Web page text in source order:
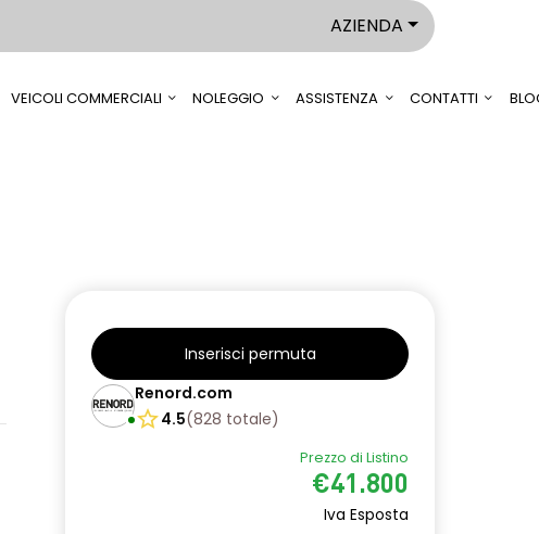
AZIENDA
VEICOLI COMMERCIALI NOLEGGIO ASSISTENZA CONTATTI
Inserisci permuta
Renord.com
4.5(828 totale)
Prezzo di Listino
€41.800
Iva Esposta